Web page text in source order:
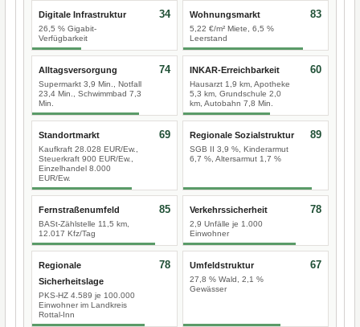
Digitale Infrastruktur
26,5 % Gigabit-
Verfügbarkeit
34 Wohnungsmarkt
5,22 €/m² Miete, 6,5 %
Leerstand
83
Alltagsversorgung
Supermarkt 3,9 Min., Notfall
23,4 Min., Schwimmbad 7,3
Min.
74 INKAR-Erreichbarkeit
Hausarzt 1,9 km, Apotheke
5,3 km, Grundschule 2,0
km, Autobahn 7,8 Min.
60
Standortmarkt
Kaufkraft 28.028 EUR/Ew.,
Steuerkraft 900 EUR/Ew.,
Einzelhandel 8.000
EUR/Ew.
69 Regionale Sozialstruktur
SGB II 3,9 %, Kinderarmut
6,7 %, Altersarmut 1,7 %
89
Fernstraßenumfeld
BASt-Zählstelle 11,5 km,
12.017 Kfz/Tag
85 Verkehrssicherheit
2,9 Unfälle je 1.000
Einwohner
78
Regionale
Sicherheitslage
PKS-HZ 4.589 je 100.000
Einwohner im Landkreis
Rottal-Inn
78 Umfeldstruktur
27,8 % Wald, 2,1 %
Gewässer
67